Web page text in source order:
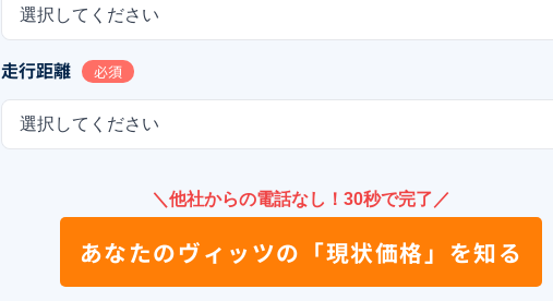
選択してください
走行距離 必須
選択してください
＼他社からの電話なし！30秒で完了／
あなたのヴィッツの 「現状価格」を知る